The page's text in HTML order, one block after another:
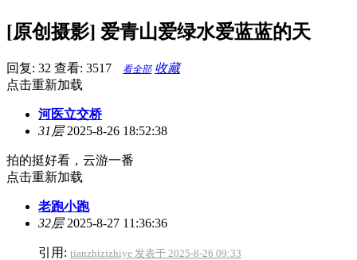
[原创摄影] 爱青山爱绿水爱蓝蓝的天
回复: 32 查看: 3517 看全部 收藏
点击重新加载
河医立交桥
31层2025-8-26 18:52:38
拍的挺好看，云游一番
点击重新加载
老跑小跑
32层2025-8-27 11:36:36
引用: tianzhizizhiye 发表于 2025-8-26 09:33